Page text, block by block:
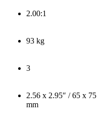
2.00:1
93 kg
3
2.56 x 2.95″ / 65 x 75
mm